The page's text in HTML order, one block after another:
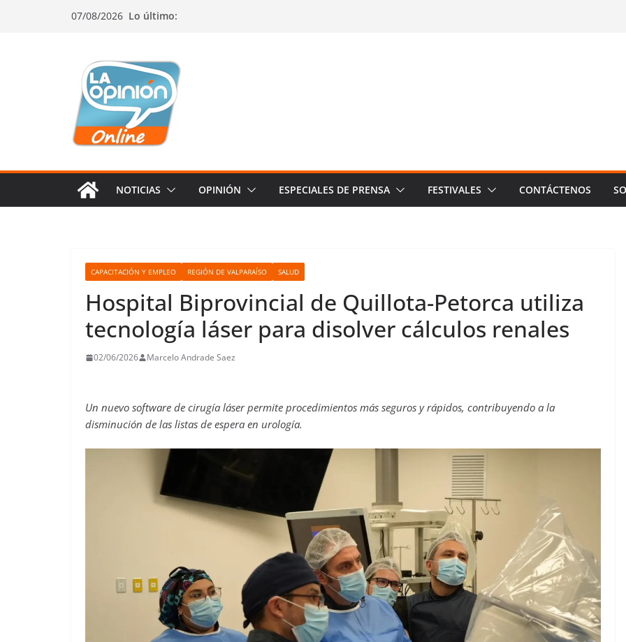
07/08/2026 Lo último:
NOTICIAS OPINIÓN ESPECIALES DE PRENSA FESTIVALES CONTÁCTENOS
CAPACITACIÓN Y EMPLEO REGIÓN DE VALPARAÍSO SALUD
Hospital Biprovincial de Quillota-Petorca utiliza
tecnología láser para disolver cálculos renales
02/06/2026 Marcelo Andrade Saez
Un nuevo software de cirugía láser permite procedimientos más seguros y rápidos, contribuyendo a la
disminución de las listas de espera en urología.